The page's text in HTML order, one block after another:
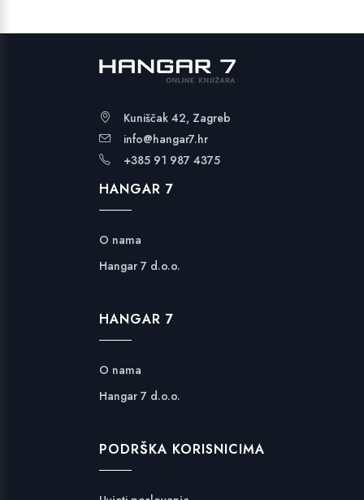
Kuniščak 42, Zagreb
info@hangar7.hr
+385 91 987 4375
HANGAR 7
O nama
Hangar 7 d.o.o.
HANGAR 7
O nama
Hangar 7 d.o.o.
PODRŠKA KORISNICIMA